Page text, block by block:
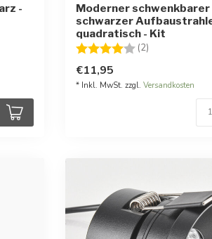
-
Moderner schwenkbarer
schwarzer
quadratisch - Kit
Bewertung:
(2)
€11,95
* Inkl. MwSt. zzgl. Versandkosten